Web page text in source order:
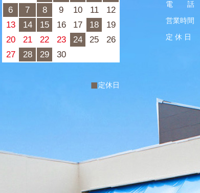
6
7 8 9 10 11
12
13
14 15 16 17 18
19
20
21 22 23 24 25
26
27
28 29 30
■定休日
電 話
営業時間
定 休 日